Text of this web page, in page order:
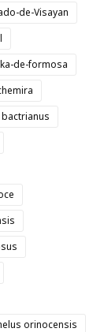
de-Visayan
de-formosa
orinocensis